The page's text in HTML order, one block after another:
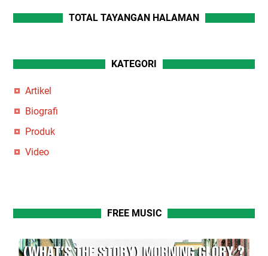
TOTAL TAYANGAN HALAMAN
KATEGORI
Artikel
Biografi
Produk
Video
FREE MUSIC